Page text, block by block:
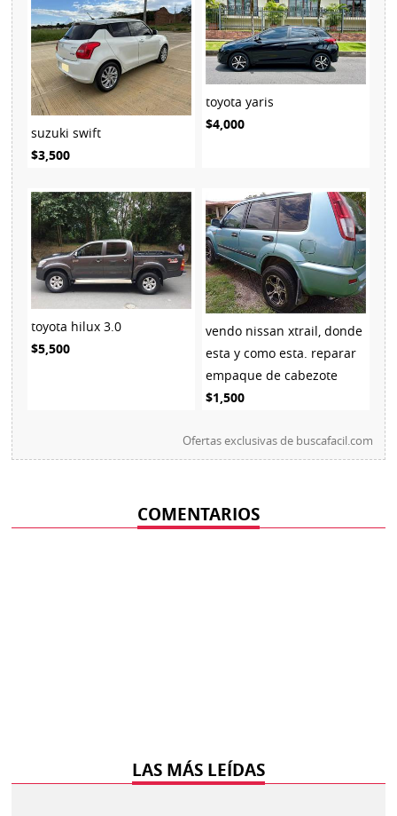
suzuki swift
$3,500
toyota yaris
$4,000
toyota hilux 3.0
$5,500
vendo nissan xtrail, donde
esta y como esta. reparar
empaque de cabezote
$1,500
Ofertas exclusivas de buscafacil.com
COMENTARIOS
LAS MÁS LEÍDAS